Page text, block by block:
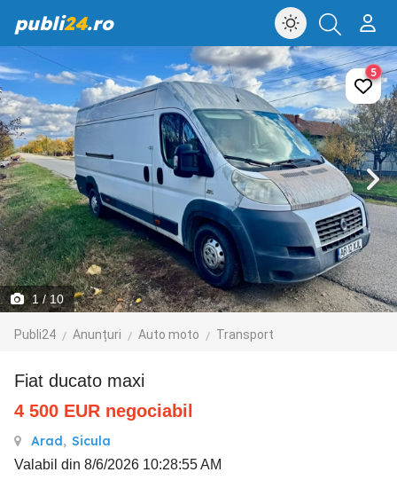
publi24.ro
1/ 10
Publi24 Anunțuri Auto moto Transport
5
fiat ducato maxi
4 500 EUR negociabil
Arad, Sicula
Valabil din 8/6/2026 10:28:55 AM